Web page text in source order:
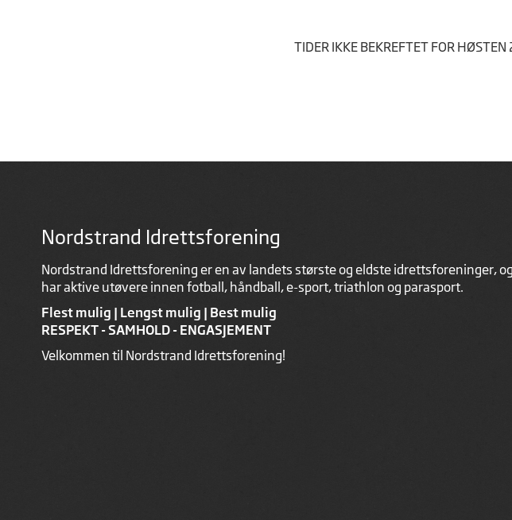
TIDER IKKE BEKREFTET FOR
Nordstrand Idrettsforening
Nordstrand Idrettsforening er en av landets største og eldste idrettsforeninger, og
har aktive utøvere innen fotball, håndball, e-sport, triathlon og parasport.
Flest mulig | Lengst mulig | Best mulig
RESPEKT - SAMHOLD - ENGASJEMENT
Velkommen til Nordstrand Idrettsforening!